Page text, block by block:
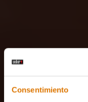
Consentimiento